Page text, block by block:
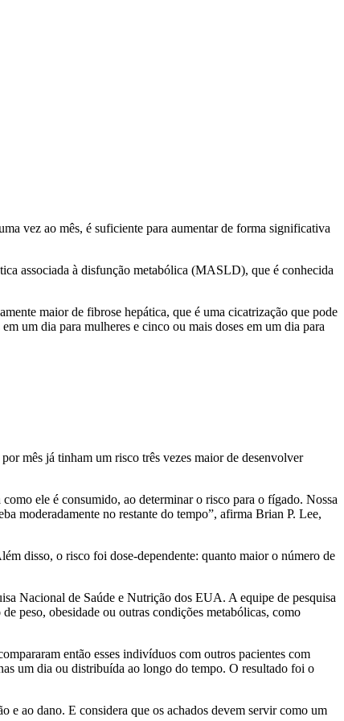
vez ao mês, é suficiente para aumentar de forma significativa
associada à disfunção metabólica (MASLD), que é conhecida
maior de fibrose hepática, que é uma cicatrização que pode
um dia para mulheres e cinco ou mais doses em um dia para
mês já tinham um risco três vezes maior de desenvolver
ele é consumido, ao determinar o risco para o fígado. Nossa
moderadamente no restante do tempo”, afirma Brian P. Lee,
disso, o risco foi dose-dependente: quanto maior o número de
Nacional de Saúde e Nutrição dos EUA. A equipe de pesquisa
peso, obesidade ou outras condições metabólicas, como
então esses indivíduos com outros pacientes com
um dia ou distribuída ao longo do tempo. O resultado foi o
e ao dano. E considera que os achados devem servir como um